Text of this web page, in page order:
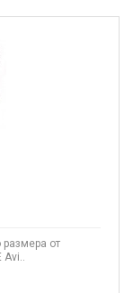
размера от